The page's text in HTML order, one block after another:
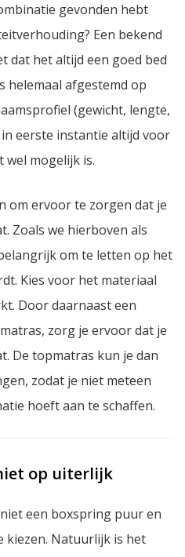
gevonden hebt
Een bekend
dat het altijd een goed bed
helemaal afgestemd op
(gewicht, lengte,
eerste instantie altijd voor
wel mogelijk is.
om ervoor te zorgen dat je
Zoals we hierboven als
om te letten op het
Kies voor het materiaal
Door daarnaast een
zorg je ervoor dat je
De topmatras kun je dan
zodat je niet meteen
hoeft aan te schaffen.
op uiterlijk
een boxspring puur en
kiezen. Natuurlijk is het